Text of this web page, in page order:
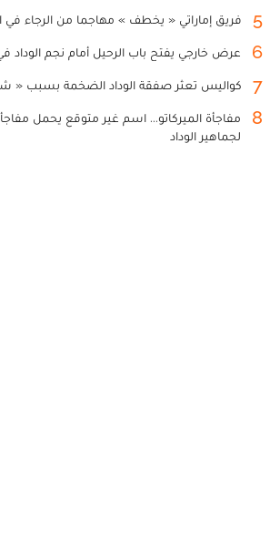
5 فريق إماراتي « يخطف » مهاجما من الرجاء في
6 عرض خارجي يفتح باب الرحيل أمام نجم الوداد
7 كواليس تعثر صفقة الوداد الضخمة بسبب «
8
مفاجأة الميركاتو... اسم غير متوقع يحمل
لجماهير الوداد